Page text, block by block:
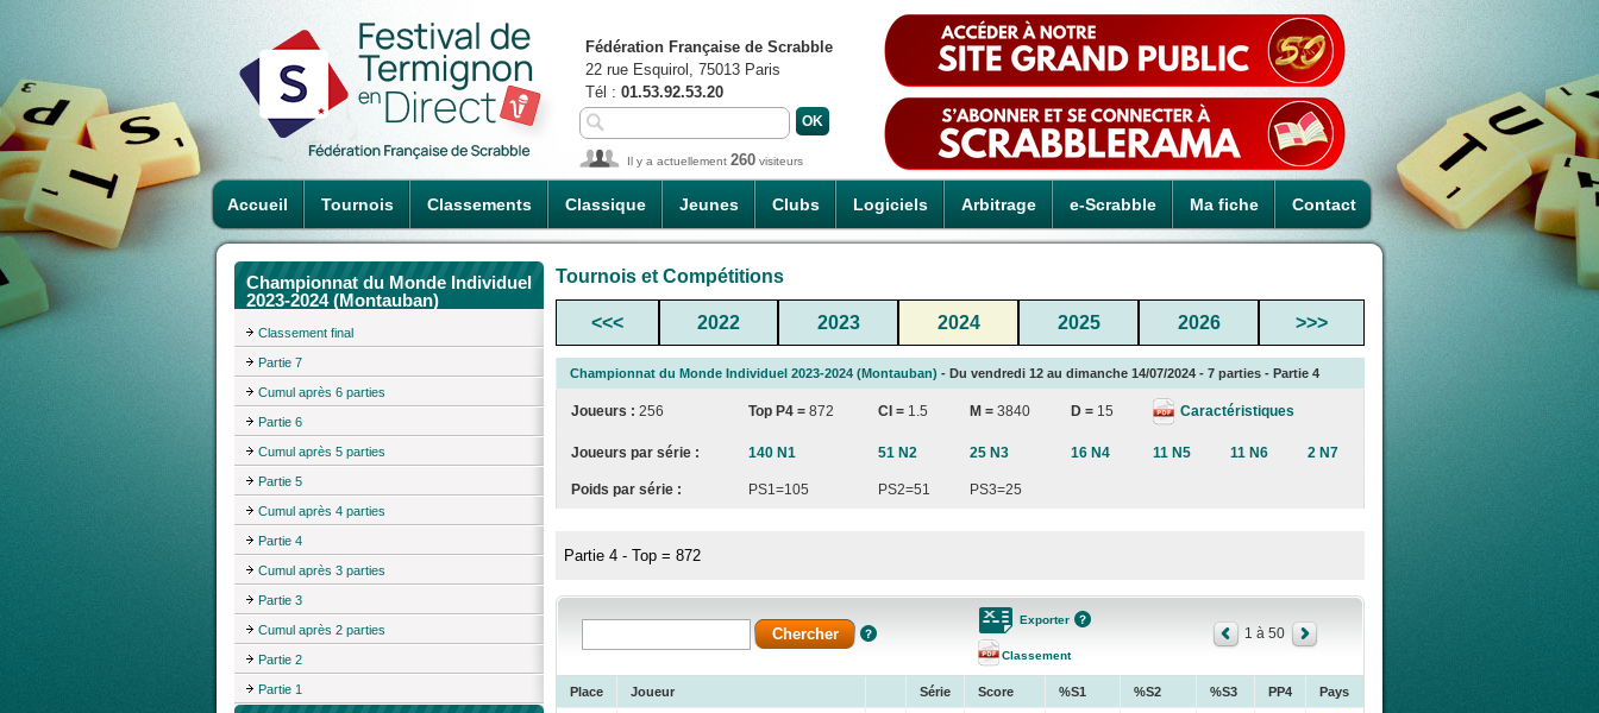
Accueil Tournois Classements Classique Jeunes Clubs Logiciels Arbitrage e-Scrabble Ma fiche Contact
Fédération Française de Scrabble
22 rue Esquirol, 75013 Paris
Tél : 01.53.92.53.20
Il y a actuellement 260 visiteurs
Championnat du Monde Individuel
2023-2024 (Montauban)
Classement final
Partie 7
Cumul après 6 parties
Partie 6
Cumul après 5 parties
Partie 5
Cumul après 4 parties
Partie 4
Cumul après 3 parties
Partie 3
Cumul après 2 parties
Partie 2
Partie 1
Tournois et Compétitions
<<< 2022 2023 2024 2025 2026 >>>
Championnat du Monde Individuel 2023-2024 (Montauban) - Du vendredi 12 au dimanche 14/07/2024 - 7 parties - Partie 4
Joueurs : 256 Top P4 = 872 CI = 1.5 M = 3840 D = 15 Caractéristiques
Joueurs par série : 140 N1 51 N2 25 N3 16 N4 11 N5 11 N6 2 N7
Poids par série : PS1=105 PS2=51 PS3=25
Partie 4 - Top = 872
Exporter
Classement
1 à 50
Place Joueur Série Score %S1 %S2 %S3 PP4 Pays